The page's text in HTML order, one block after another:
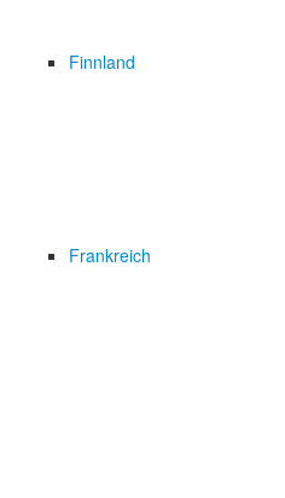
Finnland
Frankreich